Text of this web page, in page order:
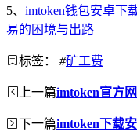
5、 imtoken钱包安卓下
易的困境与出路
标签： #矿工费
上一篇imtoken官方
下一篇imtoken下载